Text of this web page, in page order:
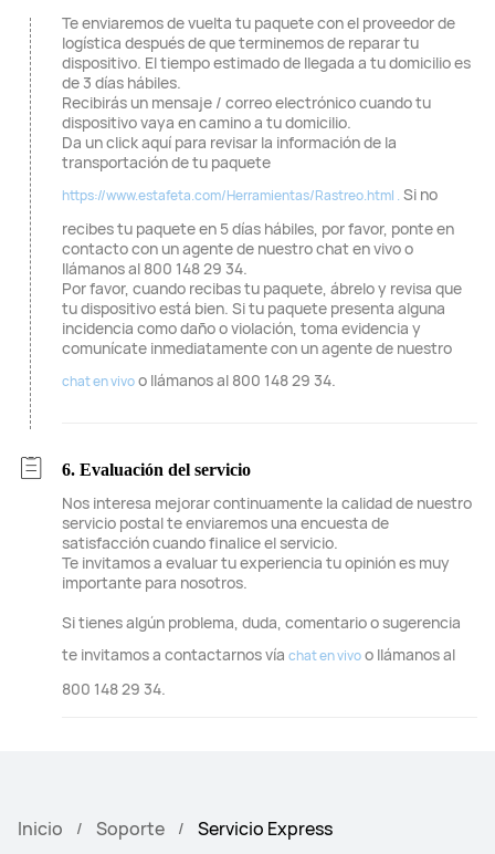
Te enviaremos de vuelta tu paquete con el proveedor de
logística después de que terminemos de reparar tu
dispositivo. El tiempo estimado de llegada a tu domicilio es
de 3 días hábiles.
Recibirás un mensaje / correo electrónico cuando tu
dispositivo vaya en camino a tu domicilio.
Da un click aquí para revisar la información de la
transportación de tu paquete
https://www.estafeta.com/Herramientas/Rastreo.html . Si no
recibes tu paquete en 5 días hábiles, por favor, ponte en
contacto con un agente de nuestro chat en vivo o
llámanos al 800 148 29 34.
Por favor, cuando recibas tu paquete, ábrelo y revisa que
tu dispositivo está bien. Si tu paquete presenta alguna
incidencia como daño o violación, toma evidencia y
comunícate inmediatamente con un agente de nuestro
chat en vivoo llámanos al 800 148 29 34.
6. Evaluación del servicio
Nos interesa mejorar continuamente la calidad de nuestro
servicio postal te enviaremos una encuesta de
satisfacción cuando finalice el servicio.
Te invitamos a evaluar tu experiencia tu opinión es muy
importante para nosotros.
Si tienes algún problema, duda, comentario o sugerencia
te invitamos a contactarnos vía chat en vivoo llámanos al
800 148 29 34.
Inicio Soporte Servicio Express